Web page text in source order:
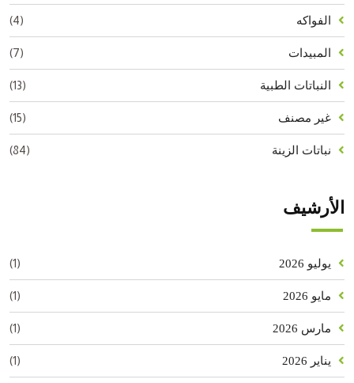
الفواكه (4)
المبيدات (7)
النباتات الطبية (13)
غير مصنف (15)
نباتات الزينة (84)
الأرشيف
يوليو 2026 (1)
مايو 2026 (1)
مارس 2026 (1)
يناير 2026 (1)